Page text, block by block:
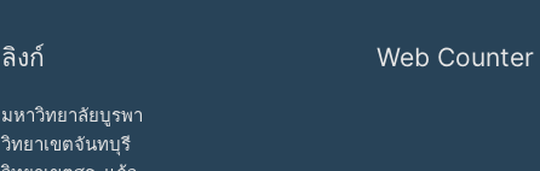
ลิงก์
มหาวิทยาลัยบูรพา
วิทยาเขตจันทบุรี
Web Counter